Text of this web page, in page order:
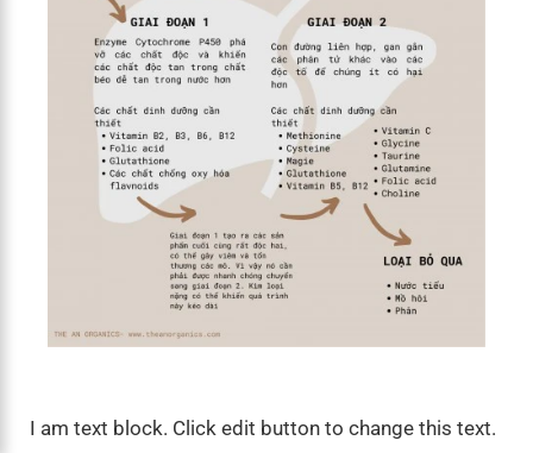
I am text block. Click edit button to change this text.